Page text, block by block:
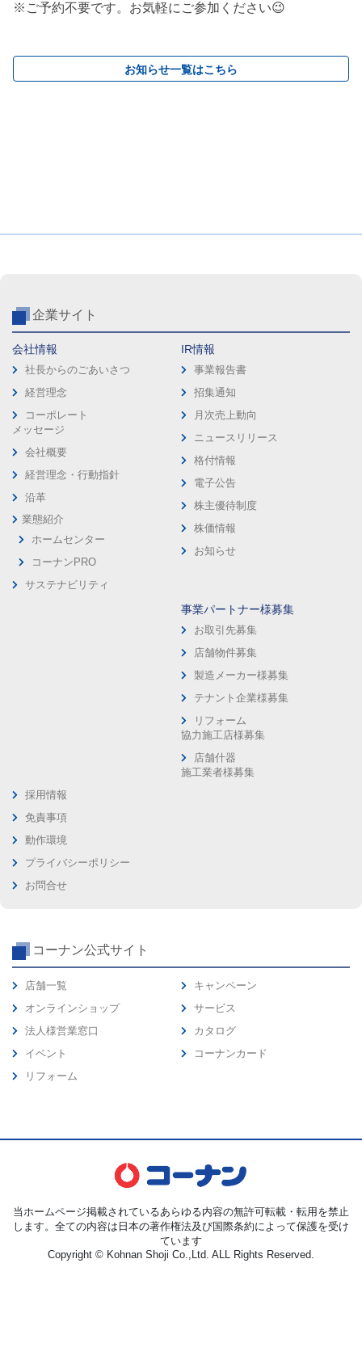
※ご予約不要です。お気軽にご参加ください😉
お知らせ一覧はこちら
企業サイト
会社情報
社長からのごあいさつ
経営理念
コーポレート
メッセージ
会社概要
経営理念・行動指針
沿革
業態紹介
ホームセンター
コーナンPRO
サステナビリティ
IR情報
事業報告書
招集通知
月次売上動向
ニュースリリース
格付情報
電子公告
株主優待制度
株価情報
お知らせ
事業パートナー様募集
お取引先募集
店舗物件募集
製造メーカー様募集
テナント企業様募集
リフォーム
協力施工店様募集
店舗什器
施工業者様募集
採用情報
免責事項
動作環境
プライバシーポリシー
お問合せ
コーナン公式サイト
店舗一覧
オンラインショップ
法人様営業窓口
イベント
リフォーム
キャンペーン
サービス
カタログ
コーナンカード
当ホームページ掲載されているあらゆる内容の無許可転載・転用を禁止
します。全ての内容は日本の著作権法及び国際条約によって保護を受け
ています
Copyright © Kohnan Shoji Co.,Ltd. ALL Rights Reserved.